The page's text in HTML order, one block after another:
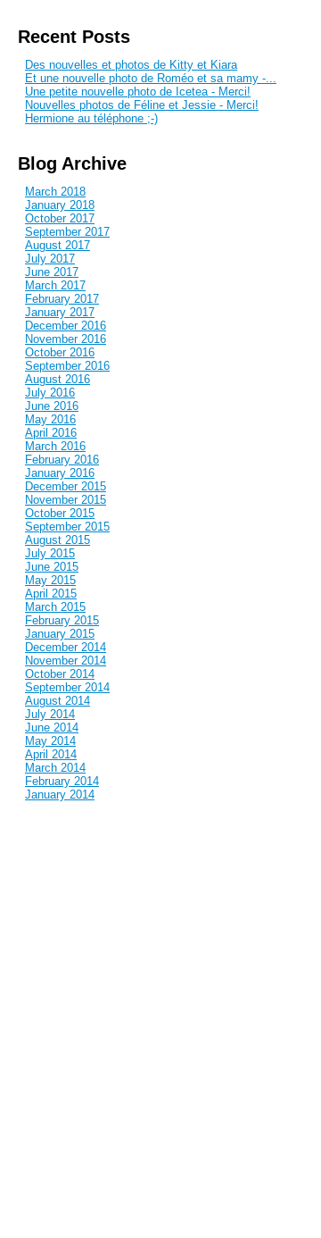
Recent Posts
Des nouvelles et photos de Kitty et Kiara
Et une nouvelle photo de Roméo et sa mamy -...
Une petite nouvelle photo de Icetea - Merci!
Nouvelles photos de Féline et Jessie - Merci!
Hermione au téléphone ;-)
Blog Archive
March 2018
January 2018
October 2017
September 2017
August 2017
July 2017
June 2017
March 2017
February 2017
January 2017
December 2016
November 2016
October 2016
September 2016
August 2016
July 2016
June 2016
May 2016
April 2016
March 2016
February 2016
January 2016
December 2015
November 2015
October 2015
September 2015
August 2015
July 2015
June 2015
May 2015
April 2015
March 2015
February 2015
January 2015
December 2014
November 2014
October 2014
September 2014
August 2014
July 2014
June 2014
May 2014
April 2014
March 2014
February 2014
January 2014